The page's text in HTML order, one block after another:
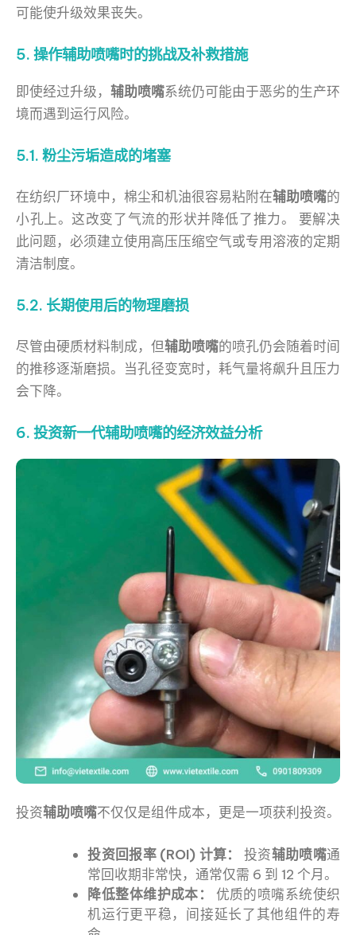
可能使升级效果丧失。
5. 操作辅助喷嘴时的挑战及补救措施
即使经过升级， 辅助喷嘴系统仍可能由于恶劣的生产环
境而遇到运行风险。
5.1. 粉尘污垢造成的堵塞
在纺织厂环境中，棉尘和机油很容易粘附在辅助喷嘴的
小孔上。这改变了气流的形状并降低了推力。 要解决
此问题，必须建立使用高压压缩空气或专用溶液的定期
清洁制度。
5.2. 长期使用后的物理磨损
尽管由硬质材料制成，但辅助喷嘴的喷孔仍会随着时间
的推移逐渐磨损。当孔径变宽时，耗气量将飙升且压力
会下降。
6. 投资新一代辅助喷嘴的经济效益分析
投资辅助喷嘴不仅仅是组件成本，更是一项获利投资。
投资回报率 (ROI) 计算： 投资辅助喷嘴通
常回收期非常快，通常仅需 6 到 12 个月。
降低整体维护成本：
优质的喷嘴系统使织
机运行更平稳，间接延长了其他组件的寿